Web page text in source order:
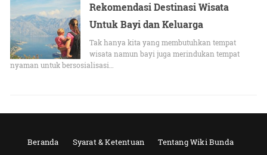
Rekomendasi Destinasi Wisata
Untuk Bayi dan Keluarga
Tak hanya kita yang membutuhkan tempat
wisata namun bayi juga merindukan tempat
nyaman untuk bersosialisasi…
Beranda Syarat & Ketentuan
Tentang Wiki Bunda